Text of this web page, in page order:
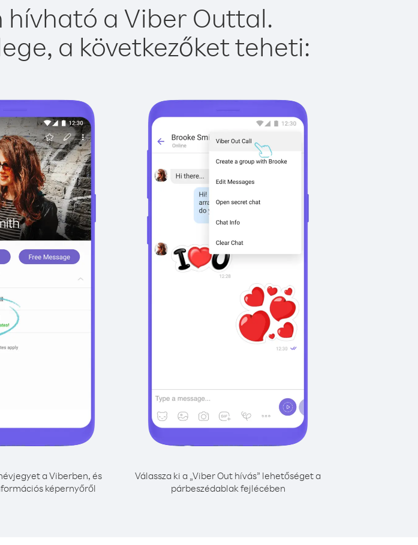
hívható a Viber Outtal.
a következőket teheti:
a Viberben, és
képernyőről
Válassza ki a „Viber Out hívás” lehetőséget a
párbeszédablak fejlécében